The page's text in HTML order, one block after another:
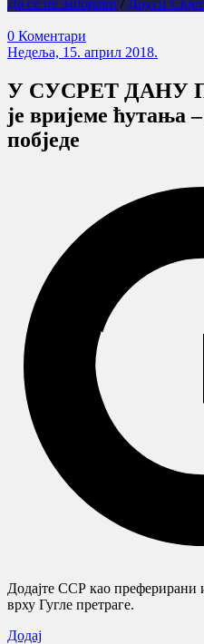
0 Коментари
Недеља, 15. април 2018.
У СУСРЕТ ДАНУ
је вријеме ћутања –
побједе
Додајте ССР као преферирани
врху Гугле претраге.
Додај